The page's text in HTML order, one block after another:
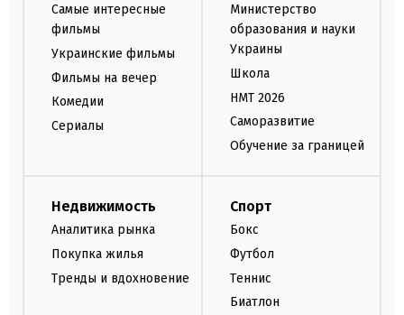
Самые интересные
фильмы
Украинские фильмы
Фильмы на вечер
Комедии
Сериалы
Министерство
образования и науки
Украины
Школа
НМТ 2026
Саморазвитие
Обучение за границей
Недвижимость
Аналитика рынка
Покупка жилья
Тренды и вдохновение
Спорт
Бокс
Футбол
Теннис
Биатлон